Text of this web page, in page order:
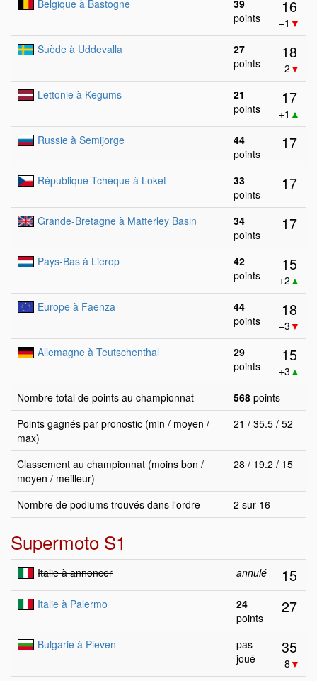
Belgique à Bastogne
39
points
16
−1 ▼
Suède à Uddevalla
27
points
18
−2 ▼
Lettonie à Kegums
21
points
17
+1 ▲
Russie à Semijorge
44
points
17
République Tchèque à Loket
33
points
17
Grande-Bretagne à Matterley Basin
34
points
17
Pays-Bas à Lierop
42
points
15
+2 ▲
Europe à Faenza
44
points
18
−3 ▼
Allemagne à Teutschenthal
29
points
15
+3 ▲
Nombre total de points au championnat
568 points
Points gagnés par pronostic (min / moyen /
max)
21 / 35.5 / 52
Classement au championnat (moins bon /
moyen / meilleur)
28 / 19.2 / 15
Nombre de podiums trouvés dans l'ordre 2 sur 16
Supermoto S1
Italie à annoncer annulé 15
Italie à Palermo
24
points
27
Bulgarie à Pleven
pas
joué
35
−8 ▼